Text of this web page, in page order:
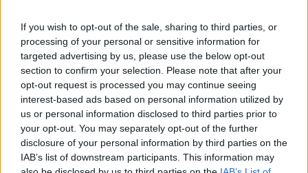
If you wish to opt-out of the sale, sharing to third parties, or
processing of your personal or sensitive information for
targeted advertising by us, please use the below opt-out
section to confirm your selection. Please note that after your
opt-out request is processed you may continue seeing
interest-based ads based on personal information utilized by
us or personal information disclosed to third parties prior to
your opt-out. You may separately opt-out of the further
disclosure of your personal information by third parties on the
IAB’s list of downstream participants. This information may